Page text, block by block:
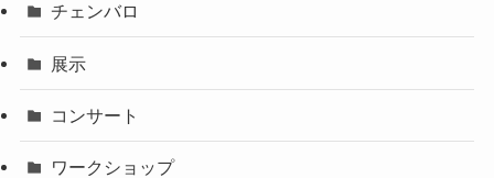
チェンバロ
展示
コンサート
ワークショップ